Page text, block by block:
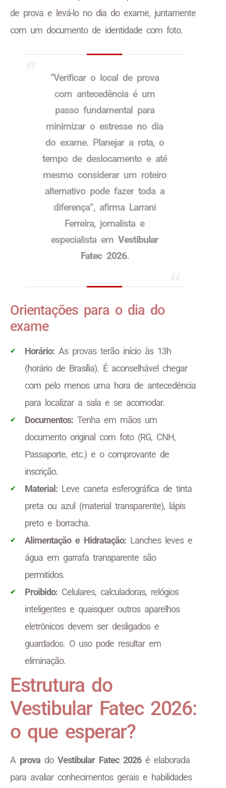
de prova e levá-lo no dia do exame, juntamente
com um documento de identidade com foto.
“Verificar o local de prova
com antecedência é um
passo fundamental para
minimizar o estresse no dia
do exame. Planejar a rota, o
tempo de deslocamento e até
mesmo considerar um roteiro
alternativo pode fazer toda a
diferença”, afirma Larrani
Ferreira, jornalista e
especialista em Vestibular
Fatec 2026.
Orientações para o dia do
exame
Horário:As provas terão início às 13h
(horário de Brasília). É aconselhável chegar
com pelo menos uma hora de antecedência
para localizar a sala e se acomodar.
Documentos:Tenha em mãos um
documento original com foto (RG, CNH,
Passaporte, etc.) e o comprovante de
inscrição.
Material:Leve caneta esferográfica de tinta
preta ou azul (material transparente), lápis
preto e borracha.
Alimentação e Hidratação:Lanches leves e
água em garrafa transparente são
permitidos.
Proibido:Celulares, calculadoras, relógios
inteligentes e quaisquer outros aparelhos
eletrônicos devem ser desligados e
guardados. O uso pode resultar em
eliminação.
Estrutura do
Vestibular Fatec 2026:
o que esperar?
A prova do Vestibular Fatec 2026é elaborada
para avaliar conhecimentos gerais e habilidades